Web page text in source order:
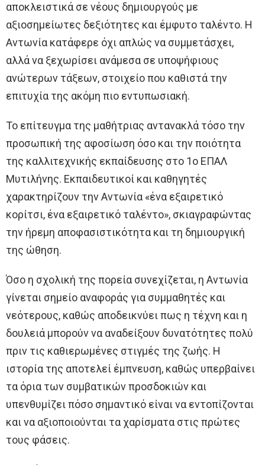
αποκλειστικά σε νέους δημιουργούς με
αξιοσημείωτες δεξιότητες και έμφυτο ταλέντο. Η
Αντωνία κατάφερε όχι απλώς να συμμετάσχει,
αλλά να ξεχωρίσει ανάμεσα σε υποψήφιους
ανώτερων τάξεων, στοιχείο που καθιστά την
επιτυχία της ακόμη πιο εντυπωσιακή.
Το επίτευγμα της μαθήτριας αντανακλά τόσο την
προσωπική της αφοσίωση όσο και την ποιότητα
της καλλιτεχνικής εκπαίδευσης στο 1ο ΕΠΑΛ
Μυτιλήνης. Εκπαιδευτικοί και καθηγητές
χαρακτηρίζουν την Αντωνία «ένα εξαιρετικό
κορίτσι, ένα εξαιρετικό ταλέντο», σκιαγραφώντας
την ήρεμη αποφασιστικότητα και τη δημιουργική
της ώθηση.
Όσο η σχολική της πορεία συνεχίζεται, η Αντωνία
γίνεται σημείο αναφοράς για συμμαθητές και
νεότερους, καθώς αποδεικνύει πως η τέχνη και η
δουλειά μπορούν να αναδείξουν δυνατότητες πολύ
πριν τις καθιερωμένες στιγμές της ζωής. Η
ιστορία της αποτελεί έμπνευση, καθώς υπερβαίνει
τα όρια των συμβατικών προσδοκιών και
υπενθυμίζει πόσο σημαντικό είναι να εντοπίζονται
και να αξιοποιούνται τα χαρίσματα στις πρώτες
τους φάσεις.